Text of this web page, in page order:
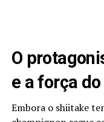
O
e a força
Embora o shiitake